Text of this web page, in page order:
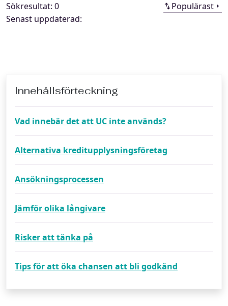
Sökresultat: 0
Populärast
Senast uppdaterad:
Innehållsförteckning
Vad innebär det att UC inte används?
Alternativa kreditupplysningsföretag
Ansökningsprocessen
Jämför olika långivare
Risker att tänka på
Tips för att öka chansen att bli godkänd